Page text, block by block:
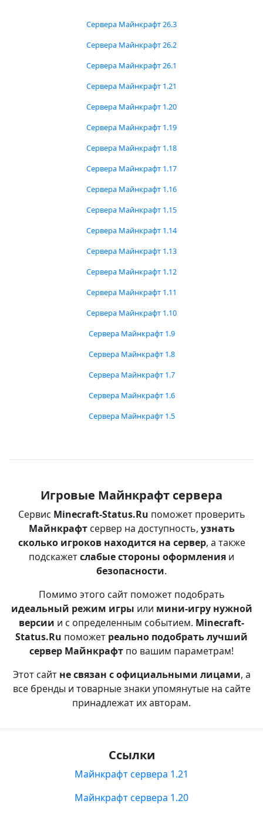
Сервера Майнкрафт 26.3
Сервера Майнкрафт 26.2
Сервера Майнкрафт 26.1
Сервера Майнкрафт 1.21
Сервера Майнкрафт 1.20
Сервера Майнкрафт 1.19
Сервера Майнкрафт 1.18
Сервера Майнкрафт 1.17
Сервера Майнкрафт 1.16
Сервера Майнкрафт 1.15
Сервера Майнкрафт 1.14
Сервера Майнкрафт 1.13
Сервера Майнкрафт 1.12
Сервера Майнкрафт 1.11
Сервера Майнкрафт 1.10
Сервера Майнкрафт 1.9
Сервера Майнкрафт 1.8
Сервера Майнкрафт 1.7
Сервера Майнкрафт 1.6
Сервера Майнкрафт 1.5
Игровые Майнкрафт сервера
Сервис Minecraft-Status.Ru поможет проверить
Майнкрафтсервер на доступность, узнать
сколько игроков находится на сервер, а также
подскажетслабые стороны оформления и
безопасности.
Помимо этого сайт поможет подобрать
идеальный режим игры или мини-игру нужной
версии и с определенным событием. Minecraft-
Status.Ru поможет реально подобрать лучший
сервер Майнкрафт по вашим параметрам!
Этот сайт не связан с официальными лицами, а
все бренды и товарные знаки упомянутые на сайте
принадлежат их авторам.
Ссылки
Майнкрафт сервера 1.21
Майнкрафт сервера 1.20